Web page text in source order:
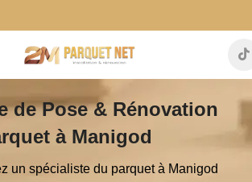
de Pose & Rénovation
à Manigod
un spécialiste du parquet à Manigod